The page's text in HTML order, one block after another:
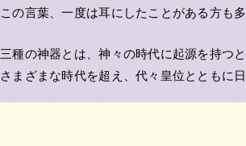
この言葉、一度は耳にしたことがある方も多
三種の神器とは、神々の時代に起源を持つ
さまざまな時代を超え、代々皇位とともに